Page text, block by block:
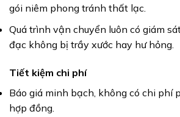
gói niêm phong tránh thất lạc.
Quá trình vận chuyển luôn có giám
đạc không bị trầy xước hay hư hỏng.
Tiết kiệm chi phí
Báo giá minh bạch, không có chi phí
hợp đồng.